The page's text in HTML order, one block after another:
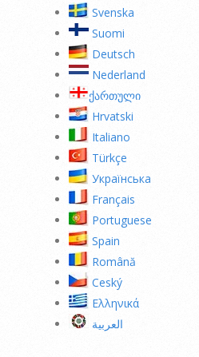
Svenska
Suomi
Deutsch
Nederland
ქართული
Hrvatski
Italiano
Türkçe
Українська
Français
Portuguese
Spain
Română
Ceský
Ελληνικά
العربية